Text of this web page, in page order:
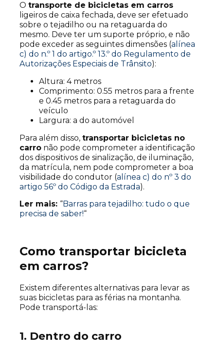
O transporte de bicicletas em carros
ligeiros de caixa fechada, deve ser efetuado
sobre o tejadilho ou na retaguarda do
mesmo. Deve ter um suporte próprio, e não
pode exceder as seguintes dimensões (alínea
c) do n.º 1 do artigo.º 13.º do Regulamento de
Autorizações Especiais de Trânsito):
Altura: 4 metros
Comprimento: 0.55 metros para a frente
e 0.45 metros para a retaguarda do
veículo
Largura: a do automóvel
Para além disso, transportar bicicletas no
carro não pode comprometer a identificação
dos dispositivos de sinalização, de iluminação,
da matrícula, nem pode comprometer a boa
visibilidade do condutor (alínea c) do nº 3 do
artigo 56º do Código da Estrada).
Ler mais: “Barras para tejadilho: tudo o que
precisa de saber!“
Como transportar bicicleta
em carros?
Existem diferentes alternativas para levar as
suas bicicletas para as férias na montanha.
Pode transportá-las:
1. Dentro do carro